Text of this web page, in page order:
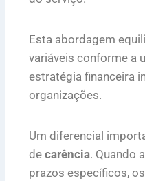
Esta abordagem
variáveis conforme a
estratégia financeira
organizações.
Um diferencial
de carência. Quando
prazos específicos,